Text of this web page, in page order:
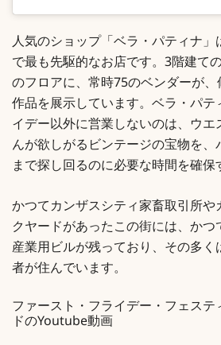
人気のショップ「ベラ・パティナ
で最も先駆的なお店です。3階建て
のフロアに、常時75のベンダーが
作品を展示しています。ベラ・パ
イデー以外に営業しないのは、ウ
んが欲しがるビンテージの宝物を、
まで探し回るのに必要な時間を確保
かつてカンザスシティ家畜取引所
クヤードがあったこの街には、か
産業用ビルが残っており、その多
者が住んでいます。
ファースト・フライデー・フェス
ドのYoutube動画